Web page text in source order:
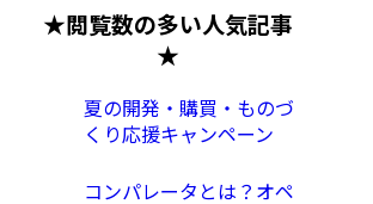
★閲覧数の多い人気記事
★
夏の開発・購買・ものづ
くり応援キャンペーン
コンパレータとは？オペ